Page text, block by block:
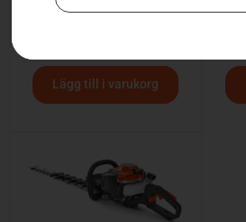
Lägg till i varukorg